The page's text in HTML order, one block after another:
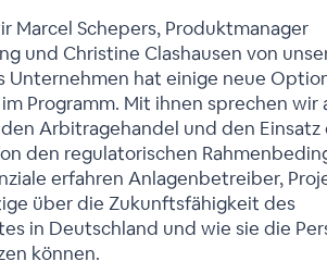
Marcel Schepers, Produktmanager
und Christine Clashausen von
Unternehmen hat einige neue
Programm. Mit ihnen sprechen wir
Arbitragehandel und den
den regulatorischen
erfahren Anlagenbetreiber,
über die Zukunftsfähigkeit des
in Deutschland und wie sie die
können.